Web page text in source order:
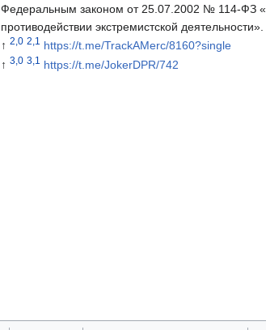
Федеральным законом от 25.07.2002 № 114-ФЗ
противодействии экстремистской деятельности».
↑ 2,0 2,1 https://t.me/TrackAMerc/8160?single
↑ 3,0 3,1 https://t.me/JokerDPR/742